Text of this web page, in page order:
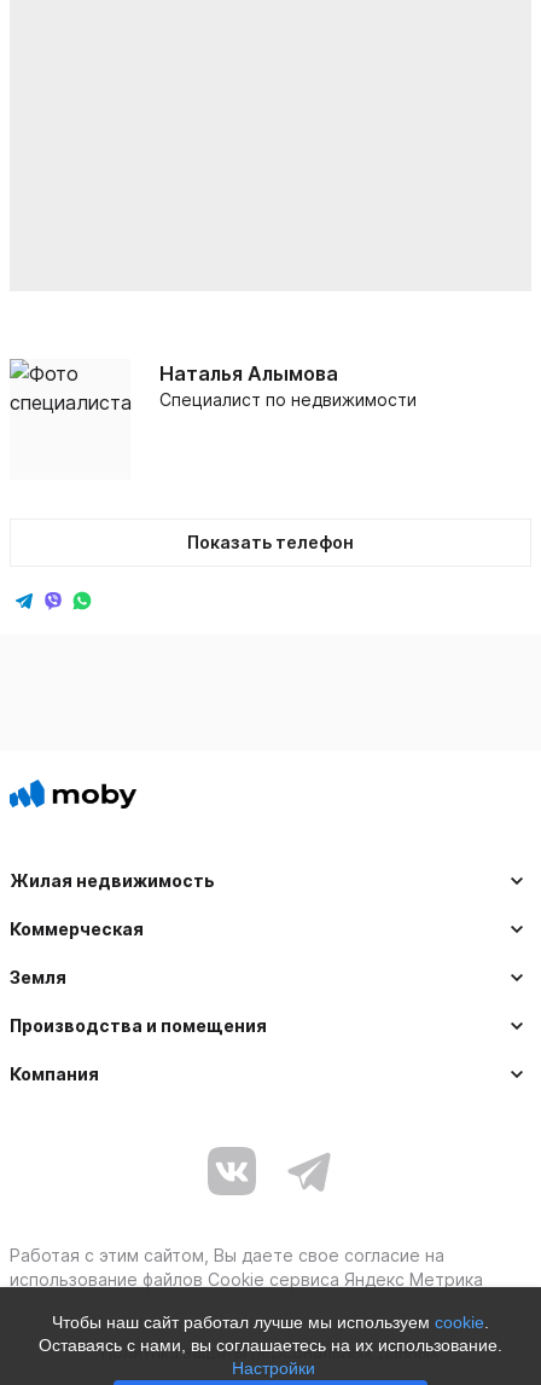
Чтобы наш сайт работал лучше мы используем cookie
Оставаясь с нами, вы соглашаетесь на их использование.
Настройки
Наталья Алымова
Специалист по недвижимости
Показать телефон
Жилая недвижимость
Коммерческая
Земля
Производства и помещения
Компания
Работая с этим сайтом, Вы даете свое согласие на
использование файлов Cookie сервиса Яндекс Метрика
Политика защиты персональных данных